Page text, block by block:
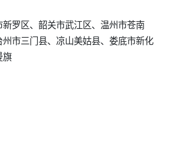
罗区、韶关市武江区、温州市苍南
市三门县、凉山美姑县、娄底市新化
旗